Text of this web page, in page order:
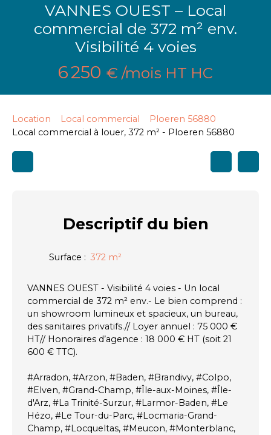
VANNES OUEST – Local
commercial de 372 m² env.
Visibilité 4 voies
6 250 € /mois HT HC
Location Local commercial
Ploeren 56880
Local commercial à louer, 372 m² - Ploeren 56880
Descriptifdu bien
Surface : 372 m²
VANNES OUEST - Visibilité 4 voies - Un local
commercial de 372 m² env.- Le bien comprend :
un showroom lumineux et spacieux, un bureau,
des sanitaires privatifs.// Loyer annuel : 75 000 €
HT// Honoraires d’agence : 18 000 € HT (soit 21
600 € TTC).
#Arradon, #Arzon, #Baden, #Brandivy, #Colpo,
#Elven, #Grand-Champ, #Île-aux-Moines, #Île-
d'Arz, #La Trinité-Surzur, #Larmor-Baden, #Le
Hézo, #Le Tour-du-Parc, #Locmaria-Grand-
Champ, #Locqueltas, #Meucon, #Monterblanc,